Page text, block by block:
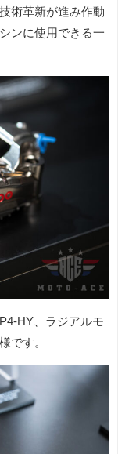
術革新が進み作動
ンに使用できる一
HY、ラジアルモ
です。